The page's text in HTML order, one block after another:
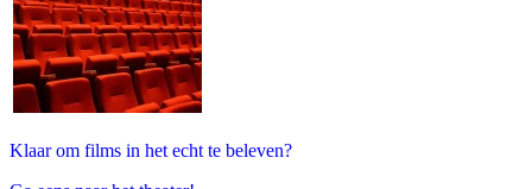
Klaar om films in het echt te beleven?